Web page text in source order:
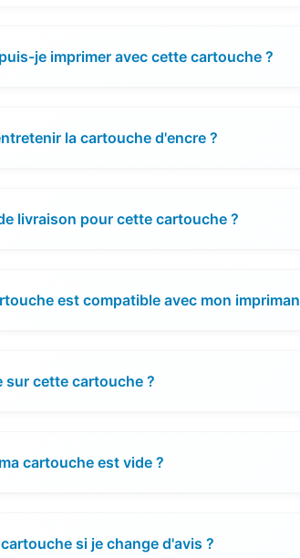
je imprimer avec cette cartouche ?
la cartouche d'encre ?
livraison pour cette cartouche ?
est compatible avec mon
sur cette cartouche ?
cartouche est vide ?
si je change d'avis ?